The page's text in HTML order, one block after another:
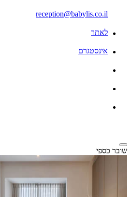
reception@babylis.co.il
לאתר
אינסטגרם
שובר כספי